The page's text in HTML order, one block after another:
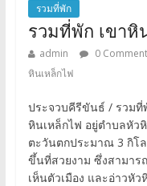
รวมที่พัก
รวมที่พัก เขาหิ
admin 0 Comment
หินเหล็กไฟ
ประจวบคีรีขันธ์ / รวมที่
หินเหล็กไฟ อยู่ตำบลหัว
ตะวันตกประมาณ 3 กิโ
ขึ้นที่สวยงาม ซึ่งสามาร
เห็นตัวเมือง และอ่าวหั